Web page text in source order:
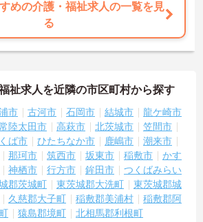
めの介護・福祉求人の一覧を見
る
祉求人を近隣の市区町村から探す
市 古河市 石岡市 結城市
龍ケ崎市
陸太田市 高萩市 北茨城市
笠間市
ば市 ひたちなか市 鹿嶋市
潮来市
那珂市 筑西市 坂東市 稲敷市
かす
神栖市 行方市 鉾田市
つくばみらい
郡茨城町 東茨城郡大洗町
東茨城郡城
久慈郡大子町 稲敷郡美浦村
稲敷郡阿
猿島郡境町 北相馬郡利根町